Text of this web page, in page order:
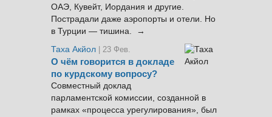
ОАЭ, Кувейт, Иордания и другие.
Пострадали даже аэропорты и отели. Но
в Турции — тишина. →
Таха Акйол | 23 Фев.
О чём говорится в докладе
по курдскому вопросу?
Совместный доклад
парламентской комиссии, созданной в
рамках «процесса урегулирования», был